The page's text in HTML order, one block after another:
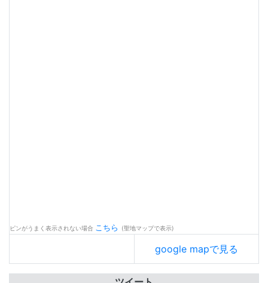
ピンがうまく表示されない場合 こちら (聖地マップで表示)
google mapで見る